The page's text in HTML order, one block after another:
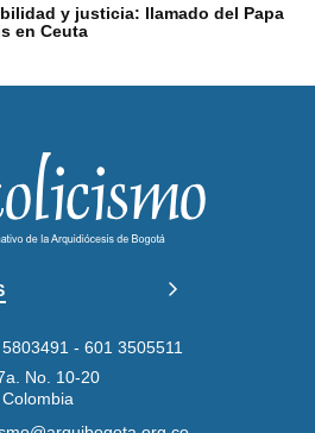
y justicia: llamado del Papa
en Ceuta
- 601 3505511
No. 10-20